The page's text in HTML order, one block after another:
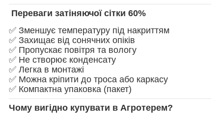
Переваги затіняючої сітки 60%
✅ Зменшує температуру під накриттям
✅ Захищає від сонячних опіків
✅ Пропускає повітря та вологу
✅ Не створює конденсату
✅ Легка в монтажі
✅ Можна кріпити до троса або каркасу
✅ Компактна упаковка (пакет)
Чому вигідно купувати в Агротерем?